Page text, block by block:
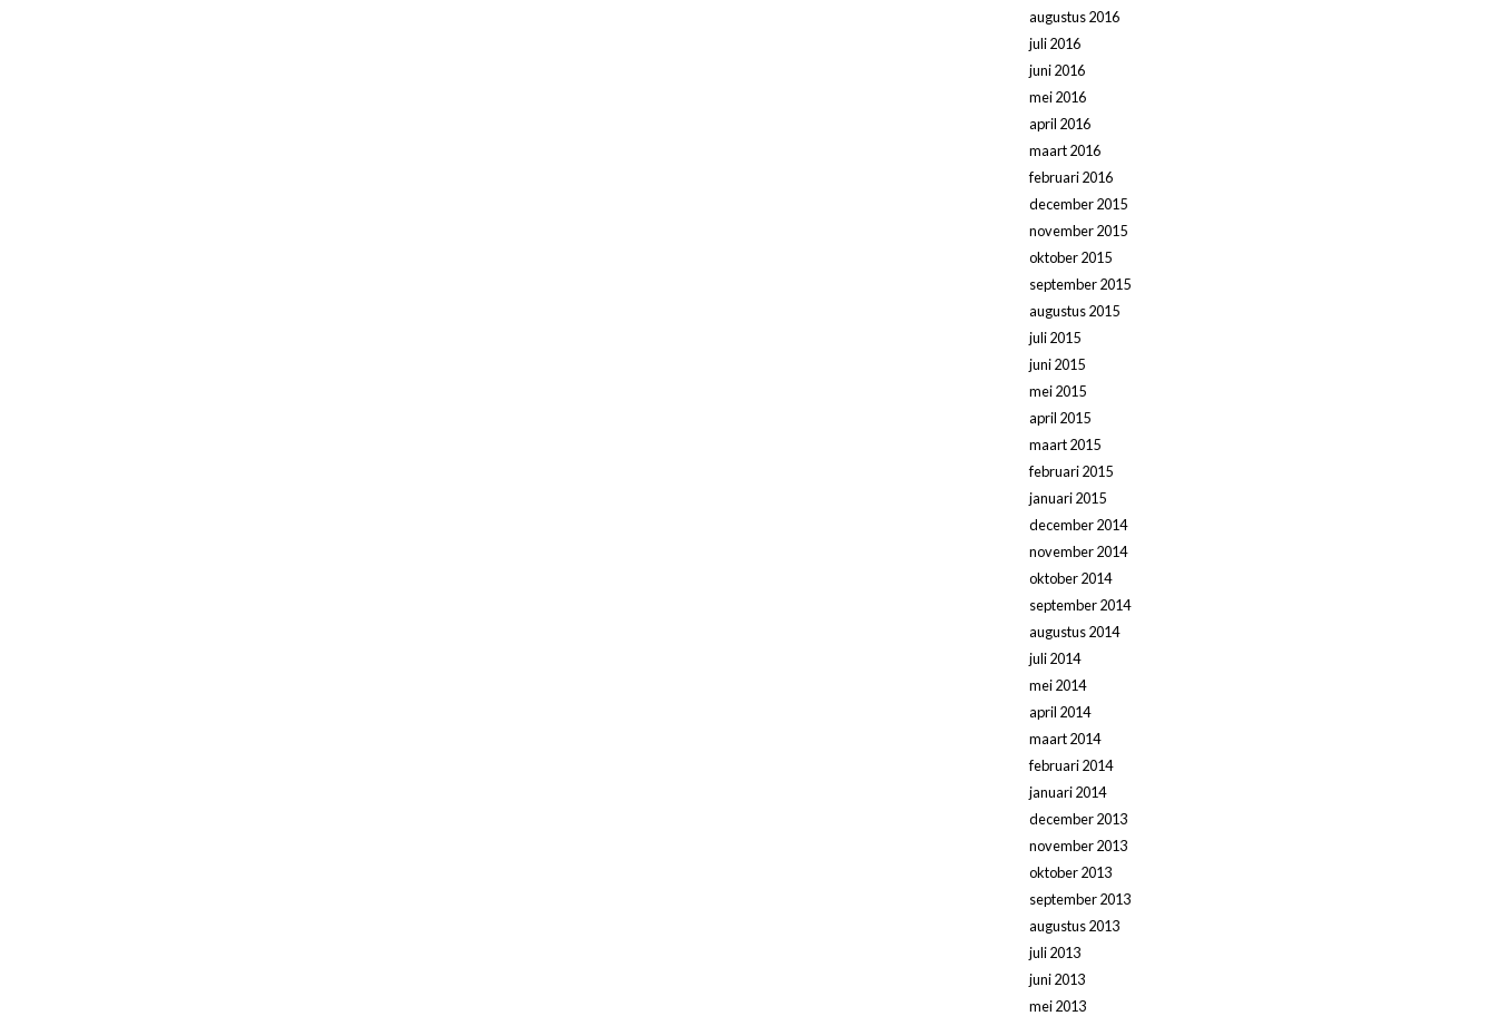
augustus 2016
juli 2016
juni 2016
mei 2016
april 2016
maart 2016
februari 2016
december 2015
november 2015
oktober 2015
september 2015
augustus 2015
juli 2015
juni 2015
mei 2015
april 2015
maart 2015
februari 2015
januari 2015
december 2014
november 2014
oktober 2014
september 2014
augustus 2014
juli 2014
mei 2014
april 2014
maart 2014
februari 2014
januari 2014
december 2013
november 2013
oktober 2013
september 2013
augustus 2013
juli 2013
juni 2013
mei 2013